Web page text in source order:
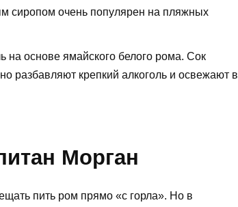
сиропом очень популярен на пляжных
основе ямайского белого рома. Сок
разбавляют крепкий алкоголь и освежают в
Морган
пить ром прямо «с горла». Но в